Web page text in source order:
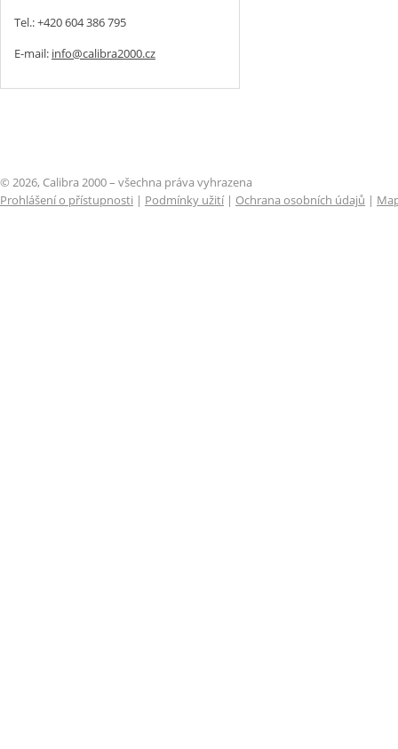
Tel.: +420 604 386 795
E-mail: info@calibra2000.cz
© 2026, Calibra 2000 – všechna práva vyhrazena
Prohlášení o přístupnosti | Podmínky užití| Ochrana osobních údajů |